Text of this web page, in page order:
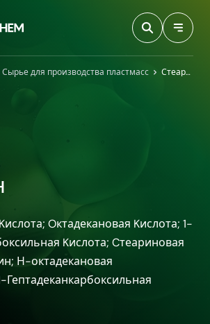
Сырье для производства пластмасс Стеарин
Oктадекановая Kислота; 1-
Kислота; Cтеариновая
Н-октадекановая
Гептадеканкарбоксильная